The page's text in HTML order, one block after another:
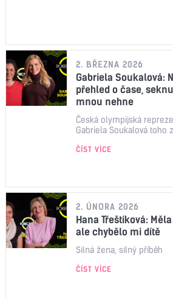
2. BŘEZNA 2026
Gabriela Soukalová:
přehled o čase,
mnou nehne
Česká olympijská
Gabriela Soukalová toho
ČÍST VÍCE
2. ÚNORA 2026
Hana Třeštíková:
ale chybělo mi dítě
Silná žena, silný příběh
ČÍST VÍCE